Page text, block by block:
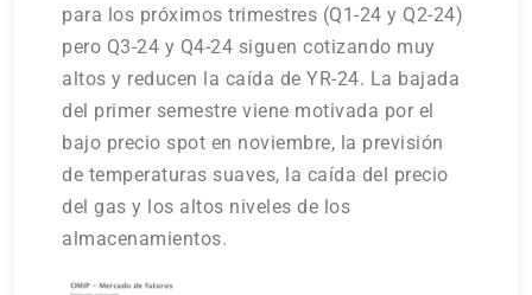
para los próximos trimestres (Q1-24 y Q2-24)
pero Q3-24 y Q4-24 siguen cotizando muy
altos y reducen la caída de YR-24. La bajada
del primer semestre viene motivada por el
bajo precio spot en noviembre, la previsión
de temperaturas suaves, la caída del precio
del gas y los altos niveles de los
almacenamientos.